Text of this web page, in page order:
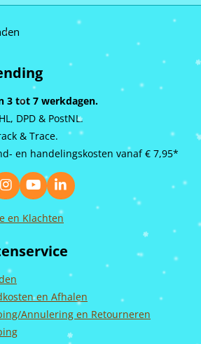
3 tot 7 werkdagen.
DPD & PostNL.
& Trace.
en handelingskosten vanaf € 7,95*
I
n
s
a
g
r
a
m
Y
o
u
b
L
i
n
d
en Klachten
en Afhalen
Annulering en Retourneren